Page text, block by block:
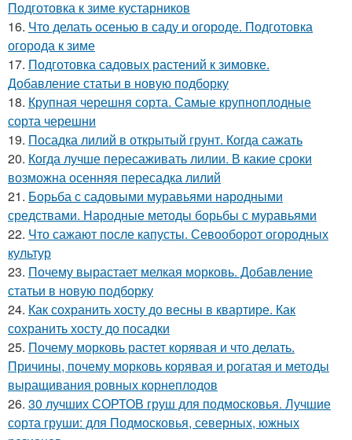
Подготовка к зиме кустарников
16. Что делать осенью в саду и огороде. Подготовка
огорода к зиме
17. Подготовка садовых растений к зимовке.
Добавление статьи в новую подборку
18. Крупная черешня сорта. Самые крупноплодные
сорта черешни
19. Посадка лилий в открытый грунт. Когда сажать
20. Когда лучше пересаживать лилии. В какие сроки
возможна осенняя пересадка лилий
21. Борьба с садовыми муравьями народными
средствами. Народные методы борьбы с муравьями
22. Что сажают после капусты. Севооборот огородных
культур
23. Почему вырастает мелкая морковь. Добавление
статьи в новую подборку
24. Как сохранить хосту до весны в квартире. Как
сохранить хосту до посадки
25. Почему морковь растет корявая и что делать.
Причины, почему морковь корявая и рогатая и методы
выращивания ровных корнеплодов
26. 30 лучших СОРТОВ груш для подмосковья. Лучшие
сорта груши: для Подмосковья, северных, южных